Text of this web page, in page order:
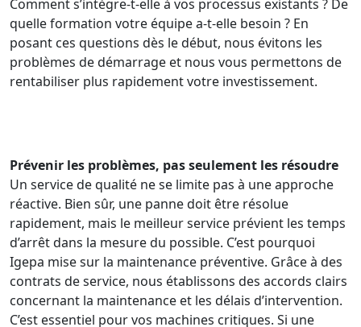
Comment s’intègre-t-elle à vos processus existants ? De
quelle formation votre équipe a-t-elle besoin ? En
posant ces questions dès le début, nous évitons les
problèmes de démarrage et nous vous permettons de
rentabiliser plus rapidement votre investissement.
Prévenir les problèmes, pas seulement les résoudre
Un service de qualité ne se limite pas à une approche
réactive. Bien sûr, une panne doit être résolue
rapidement, mais le meilleur service prévient les temps
d’arrêt dans la mesure du possible. C’est pourquoi
Igepa mise sur la maintenance préventive. Grâce à des
contrats de service, nous établissons des accords clairs
concernant la maintenance et les délais d’intervention.
C’est essentiel pour vos machines critiques. Si une